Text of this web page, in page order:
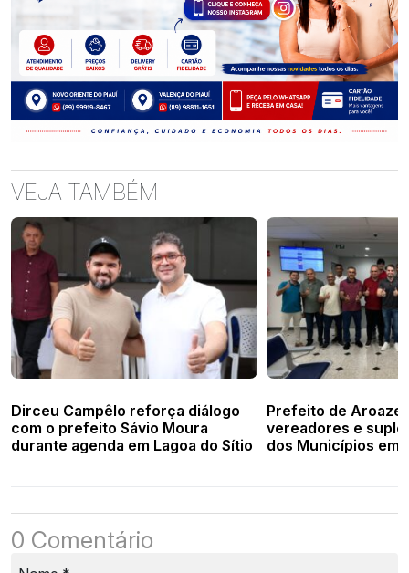
VEJA TAMBÉM
Dirceu Campêlo reforça diálogo
com o prefeito Sávio Moura
durante agenda em Lagoa do Sítio
Prefeito de
vereadores e
dos Municípios em
0 Comentário